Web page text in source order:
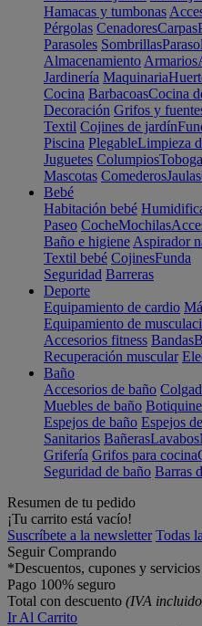
Hamacas y tumbonas
Pérgolas CenadoresCarpas
Parasoles Sombrillas
Almacenamiento Armarios
Jardinería Maquinaria
Cocina BarbacoasCocina
Decoración Grifos y
Textil Cojines de jardín
Piscina PlegableLimpieza
Juguetes Columpios
Mascotas ComederosJaulas
Bebé
Habitación bebé
Paseo CocheMochilas
Baño e higiene Aspirador
Textil bebé CojinesFunda
Seguridad Barreras
Deporte
Equipamiento de cardio
Equipamiento de
Accesorios fitness Bandas
Recuperación muscular
Baño
Accesorios de baño
Muebles de baño
Espejos de baño Espejos
Sanitarios BañerasLavabos
Grifería Grifos para cocina
Seguridad de baño Barras
Resumen de tu pedido
¡Tu carrito está vacío!
Suscríbete a la newsletter Todas
Seguir Comprando
*Descuentos, cupones y
Pago 100% seguro
Total con descuento (IVA
Ir Al Carrito